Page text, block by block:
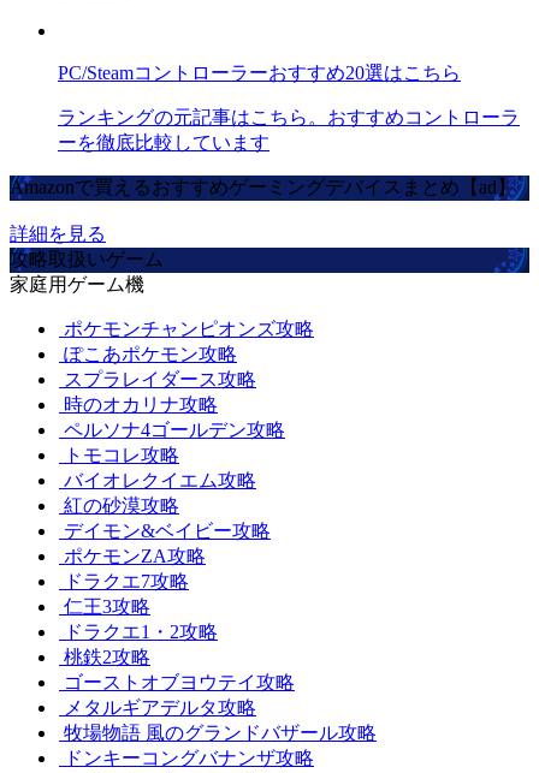
PC/Steamコントローラーおすすめ20選はこちら
ランキングの元記事はこちら。おすすめコントローラ
ーを徹底比較しています
Amazonで買えるおすすめゲーミングデバイスまとめ【ad】
詳細を見る
攻略取扱いゲーム
家庭用ゲーム機
ポケモンチャンピオンズ攻略
ぽこあポケモン攻略
スプラレイダース攻略
時のオカリナ攻略
ペルソナ4ゴールデン攻略
トモコレ攻略
バイオレクイエム攻略
紅の砂漠攻略
デイモン&ベイビー攻略
ポケモンZA攻略
ドラクエ7攻略
仁王3攻略
ドラクエ1・2攻略
桃鉄2攻略
ゴーストオブヨウテイ攻略
メタルギアデルタ攻略
牧場物語 風のグランドバザール攻略
ドンキーコングバナンザ攻略